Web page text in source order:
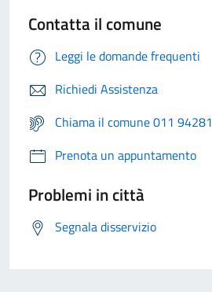
Contatta il comune
Leggi le domande frequenti
Richiedi Assistenza
Chiama il comune 011 94281
Prenota un appuntamento
Problemi in città
Segnala disservizio